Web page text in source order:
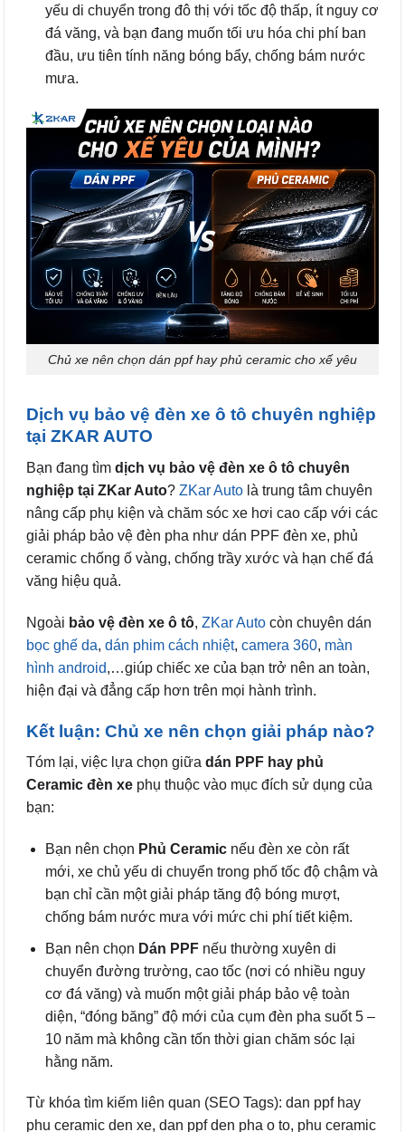
yếu di chuyển trong đô thị với tốc độ thấp, ít nguy cơ
đá văng, và bạn đang muốn tối ưu hóa chi phí ban
đầu, ưu tiên tính năng bóng bẩy, chống bám nước
mưa.
Chủ xe nên chọn dán ppf hay phủ ceramic cho xế yêu
Dịch vụ bảo vệ đèn xe ô tô chuyên nghiệp
tại ZKAR AUTO
Bạn đang tìm dịch vụ bảo vệ đèn xe ô tô chuyên
nghiệp tại ZKar Auto? ZKar Auto là trung tâm chuyên
nâng cấp phụ kiện và chăm sóc xe hơi cao cấp với các
giải pháp bảo vệ đèn pha như dán PPF đèn xe, phủ
ceramic chống ố vàng, chống trầy xước và hạn chế đá
văng hiệu quả.
Ngoài bảo vệ đèn xe ô tô, ZKar Auto còn chuyên dán
bọc ghế da, dán phim cách nhiệt, camera 360, màn
hình android,…giúp chiếc xe của bạn trở nên an toàn,
hiện đại và đẳng cấp hơn trên mọi hành trình.
Kết luận: Chủ xe nên chọn giải pháp nào?
Tóm lại, việc lựa chọn giữa dán PPF hay phủ
Ceramic đèn xe phụ thuộc vào mục đích sử dụng của
bạn:
Bạn nên chọn Phủ Ceramic nếu đèn xe còn rất
mới, xe chủ yếu di chuyển trong phố tốc độ chậm và
bạn chỉ cần một giải pháp tăng độ bóng mượt,
chống bám nước mưa với mức chi phí tiết kiệm.
Bạn nên chọn Dán PPF nếu thường xuyên di
chuyển đường trường, cao tốc (nơi có nhiều nguy
cơ đá văng) và muốn một giải pháp bảo vệ toàn
diện, “đóng băng” độ mới của cụm đèn pha suốt 5 –
10 năm mà không cần tốn thời gian chăm sóc lại
hằng năm.
Từ khóa tìm kiếm liên quan (SEO Tags): dan ppf hay
phu ceramic den xe, dan ppf den pha o to, phu ceramic